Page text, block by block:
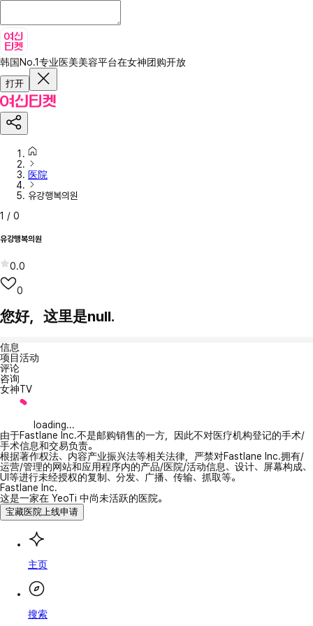
韩国No.1专业医美美容平台在女神团购开放
打开
医院
유강행복의원
1 / 0
유강행복의원
0.0
0
您好，这里是null.
信息
项目活动
评论
咨询
女神TV
loading...
由于Fastlane Inc.不是邮购销售的一方，因此不对医疗机构登记的手术/
手术信息和交易负责。
根据著作权法、内容产业振兴法等相关法律，严禁对Fastlane Inc.拥有/
运营/管理的网站和应用程序内的产品/医院/活动信息、设计、屏幕构成、
UI等进行未经授权的复制、分发、广播、传输、抓取等。
Fastlane Inc.
这是一家在 YeoTi 中尚未活跃的医院。
宝藏医院上线申请
主页
搜索